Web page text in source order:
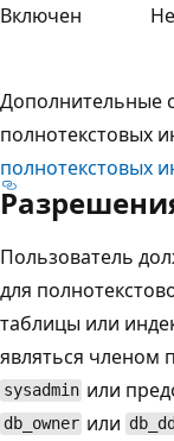
Включен
Дополнительные
полнотекстовых
полнотекстовых
Пользователь
для
таблицы или
являться членом
sysadmin или
db_owner или